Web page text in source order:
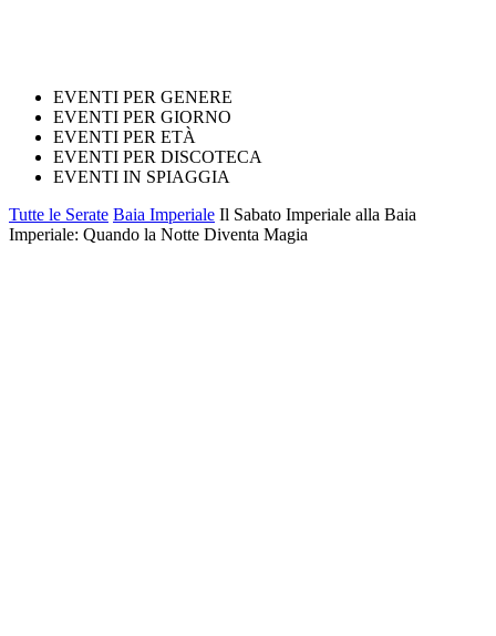
EVENTI PER GENERE
EVENTI PER GIORNO
EVENTI PER ETÀ
EVENTI PER DISCOTECA
EVENTI IN SPIAGGIA
Tutte le Serate Baia Imperiale Il Sabato Imperiale alla Baia
Imperiale: Quando la Notte Diventa Magia